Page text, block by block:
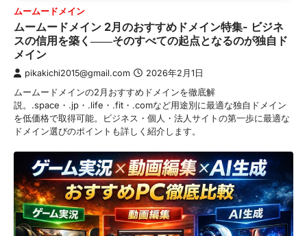
ムームードメイン
ムームードメイン 2月のおすすめドメイン特集- ビジネ
スの信用を築く――そのすべての起点となるのが独自ド
メイン
pikakichi2015@gmail.com 2026年2月1日
ムームードメインの2月おすすめドメインを徹底解
説。.space・.jp・.life・.fit・.comなど用途別に最適な独自ドメイン
を低価格で取得可能。ビジネス・個人・法人サイトの第一歩に最適な
ドメイン選びのポイントも詳しく紹介します。